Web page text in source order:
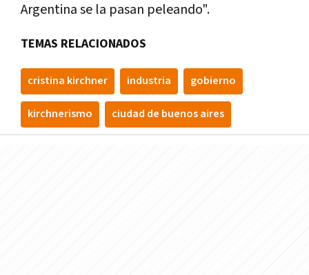
Argentina se la pasan peleando".
TEMAS RELACIONADOS
cristina kirchner industria gobierno
kirchnerismo ciudad de buenos aires